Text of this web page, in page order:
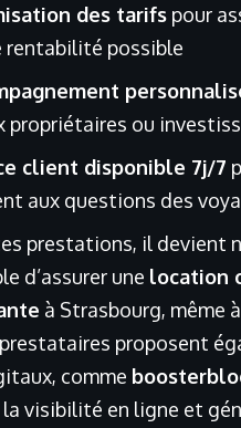
des tarifs pour
rentabilité possible
propriétaires ou
client disponible 7j/7
aux questions des
prestations, il devient
d’assurer une location
à Strasbourg, même
proposent
comme
visibilité en ligne et